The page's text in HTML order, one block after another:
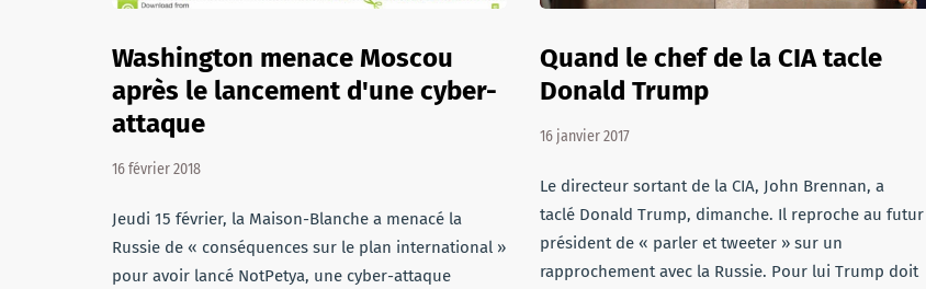
Washington menace Moscou
après le lancement d'une cyber-
attaque
16 février 2018
Jeudi 15 février, la Maison-Blanche a menacé la
Russie de « conséquences sur le plan international »
pour avoir lancé NotPetya, une cyber-attaque
Quand le chef de la CIA tacle
Donald Trump
16 janvier 2017
Le directeur sortant de la CIA, John Brennan, a
taclé Donald Trump, dimanche. Il reproche au futur
président de « parler et tweeter » sur un
rapprochement avec la Russie. Pour lui Trump doit